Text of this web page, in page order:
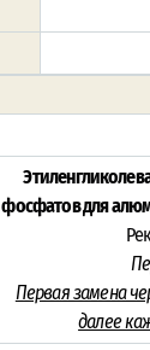
фосфатов для
Первая замена
далее